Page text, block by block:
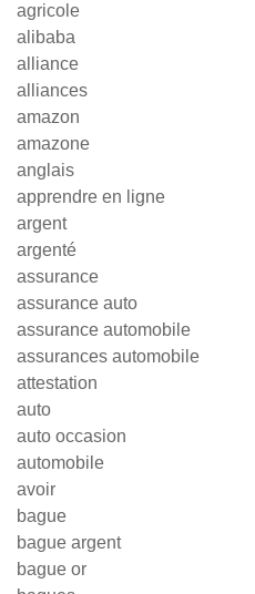
agricole
alibaba
alliance
alliances
amazon
amazone
anglais
apprendre en ligne
argent
argenté
assurance
assurance auto
assurance automobile
assurances automobile
attestation
auto
auto occasion
automobile
avoir
bague
bague argent
bague or